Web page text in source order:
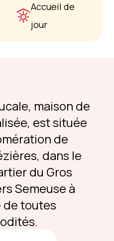
Accueil de
jour
maison de
est située
de
dans le
du Gros
Semeuse à
toutes